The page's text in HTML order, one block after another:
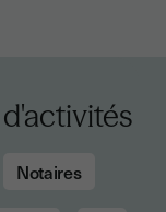
Notaires